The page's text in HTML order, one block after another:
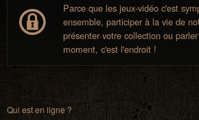
Parce que les jeux-vidéo c'est
ensemble, participer à la vie de
présenter votre collection ou
moment, c'est l'endroit !
Qui est en ligne ?